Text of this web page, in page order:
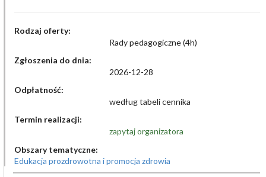
Rodzaj oferty:
Rady pedagogiczne (4h)
Zgłoszenia do dnia:
2026-12-28
Odpłatność:
według tabeli cennika
Termin realizacji:
zapytaj organizatora
Obszary tematyczne:
Edukacja prozdrowotna i promocja zdrowia